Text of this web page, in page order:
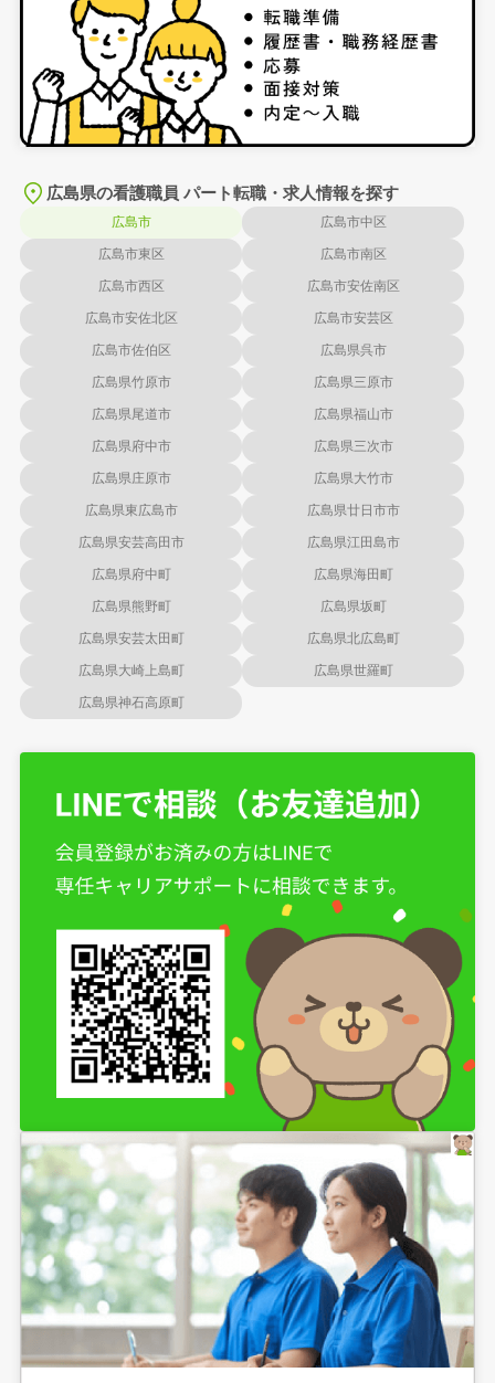
広島県の看護職員 パート転職・求人情報を探す
広島市 広島市中区
広島市東区 広島市南区
広島市西区 広島市安佐南区
広島市安佐北区 広島市安芸区
広島市佐伯区 広島県呉市
広島県竹原市 広島県三原市
広島県尾道市 広島県福山市
広島県府中市 広島県三次市
広島県庄原市 広島県大竹市
広島県東広島市 広島県廿日市市
広島県安芸高田市 広島県江田島市
広島県府中町 広島県海田町
広島県熊野町 広島県坂町
広島県安芸太田町 広島県北広島町
広島県大崎上島町 広島県世羅町
広島県神石高原町